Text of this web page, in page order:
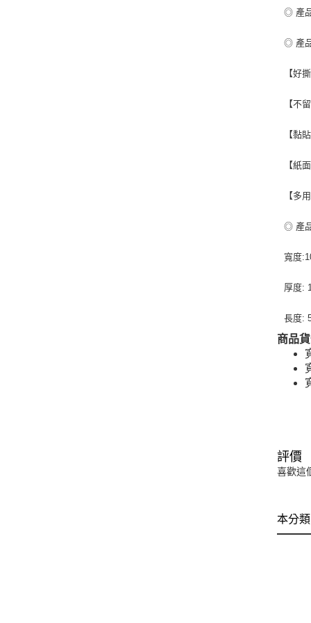
◎ 產
◎ 產
【好
【不
【黏
【紙
【多
◎ 產
寬度
厚度:
長度:
商品
評價
喜歡這
本分